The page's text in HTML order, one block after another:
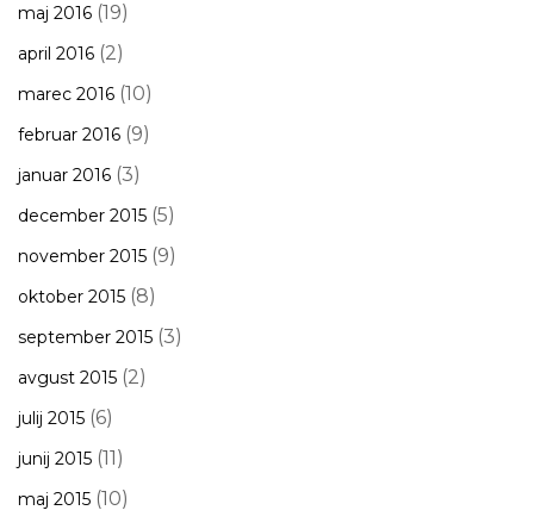
maj 2016 (19)
april 2016 (2)
marec 2016 (10)
februar 2016 (9)
januar 2016 (3)
december 2015 (5)
november 2015 (9)
oktober 2015 (8)
september 2015 (3)
avgust 2015 (2)
julij 2015 (6)
junij 2015 (11)
maj 2015 (10)